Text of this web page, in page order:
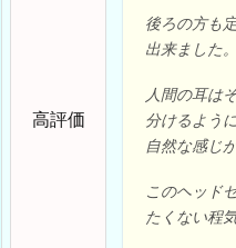
高評価
後ろの方も
出来ました。
人間の耳は
分けるよう
自然な感じ
このヘッド
たくない程